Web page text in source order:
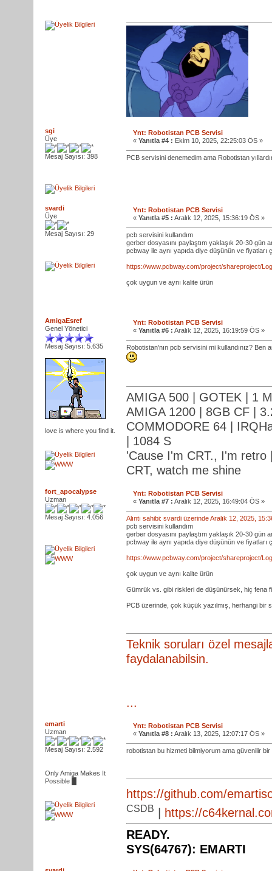
sgi
Üye
Mesaj Sayısı: 398
Ynt: Robotistan PCB Servisi
« Yanıtla #4 : Ekim 10, 2025, 22:25:03 ÖS »
PCB servisini denemedim ama Robotistan
svardi
Üye
Mesaj Sayısı: 29
Ynt: Robotistan PCB Servisi
« Yanıtla #5 : Aralık 12, 2025, 15:36:19 ÖS »
pcb servisini kullandım
gerber dosyasını paylaştım yaklaşık 20-30 gün
pcbway ile aynı yapıda diye düşünün ve fiyatları
https://www.pcbway.com/project/shareproject/
çok uygun ve aynı kalite ürün
AmigaEsref
Genel Yönetici
Mesaj Sayısı: 5.635
love is where you find it.
Ynt: Robotistan PCB Servisi
« Yanıtla #6 : Aralık 12, 2025, 16:19:59 ÖS »
Robotistan'nın pcb servisini mi kullandınız?
AMIGA 500 | GOTEK | 1
AMIGA 1200 | 8GB CF |
COMMODORE 64 |
| 1084 S
'Cause I'm CRT., I'm retro
CRT, watch me shine
fort_apocalypse
Uzman
Mesaj Sayısı: 4.056
Ynt: Robotistan PCB Servisi
« Yanıtla #7 : Aralık 12, 2025, 16:49:04 ÖS »
Alıntı sahibi: svardi üzerinde Aralık 12, 2025,
pcb servisini kullandım
gerber dosyasını paylaştım yaklaşık 20-30 gün
pcbway ile aynı yapıda diye düşünün ve fiyatları
https://www.pcbway.com/project/shareproject/
çok uygun ve aynı kalite ürün
Gümrük vs. gibi riskleri de düşünürsek, hiç fena
PCB üzerinde, çok küçük yazılmış, herhangi bir
Teknik soruları özel
faydalanabilsin.
...
emarti
Uzman
Mesaj Sayısı: 2.592
Only Amiga Makes It
Possible █
Ynt: Robotistan PCB Servisi
« Yanıtla #8 : Aralık 13, 2025, 12:07:17 ÖS »
robotistan bu hizmeti bilmiyorum ama güvenilir bir
https://github.com/
CSDB | https://
READY.
SYS(64767): EMARTI